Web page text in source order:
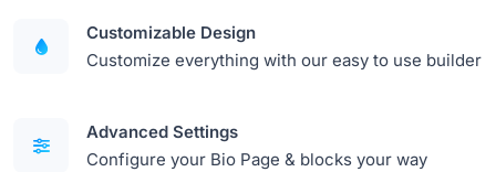
Customizable Design
Customize everything with our easy to use builder
Advanced Settings
Configure your Bio Page & blocks your way